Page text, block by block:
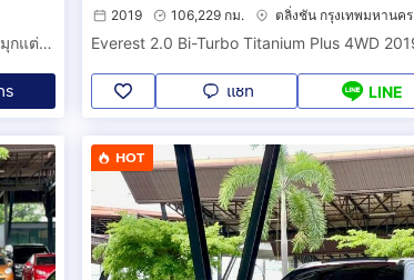
Everest 2.0 Bi-Turbo Titanium Plus 4WD 2019 รุ่นท็อปสุด แดงมุกแต่งหล่อหลักแสน พร้อมลุยทุกเส้นทาง น๊อตไม่ขยับ สวยใส มือเดียว
ร
2019
106,229 กม. ตลิ่งชัน กรุงเทพมหานคร
แชท LINE
HOT